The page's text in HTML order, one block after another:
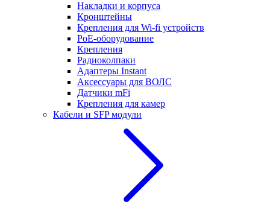
Накладки и корпуса
Кронштейны
Крепления для Wi-fi устройств
РоЕ-оборудование
Крепления
Радиоколпаки
Адаптеры Instant
Аксессуары для ВОЛС
Датчики mFi
Крепления для камер
Кабели и SFP модули